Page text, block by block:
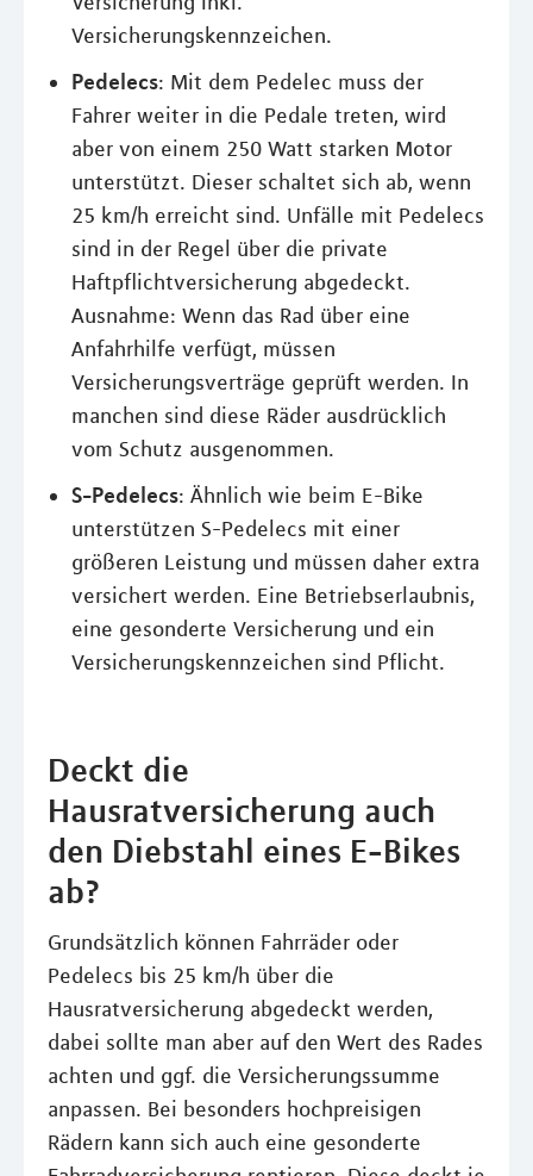
Versicherungskennzeichen.
Pedelecs: Mit dem Pedelec muss der
Fahrer weiter in die Pedale treten, wird
aber von einem 250 Watt starken Motor
unterstützt. Dieser schaltet sich ab, wenn
25 km/h erreicht sind. Unfälle mit Pedelecs
sind in der Regel über die private
Haftpflichtversicherung abgedeckt.
Ausnahme: Wenn das Rad über eine
Anfahrhilfe verfügt, müssen
Versicherungsverträge geprüft werden. In
manchen sind diese Räder ausdrücklich
vom Schutz ausgenommen.
S-Pedelecs: Ähnlich wie beim E-Bike
unterstützen S-Pedelecs mit einer
größeren Leistung und müssen daher extra
versichert werden. Eine Betriebserlaubnis,
eine gesonderte Versicherung und ein
Versicherungskennzeichen sind Pflicht.
Deckt die
Hausratversicherung auch
den Diebstahl eines E-Bikes
ab?
Grundsätzlich können Fahrräder oder
Pedelecs bis 25 km/h über die
Hausratversicherung abgedeckt werden,
dabei sollte man aber auf den Wert des Rades
achten und ggf. die Versicherungssumme
anpassen. Bei besonders hochpreisigen
Rädern kann sich auch eine gesonderte